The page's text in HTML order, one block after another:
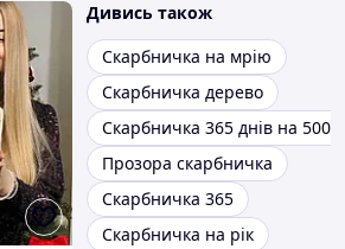
Дивись також
Скарбничка на мрію
Скарбничка дерево
Скарбничка 365 днів на 500
Прозора скарбничка
Скарбничка 365
Скарбничка на рік